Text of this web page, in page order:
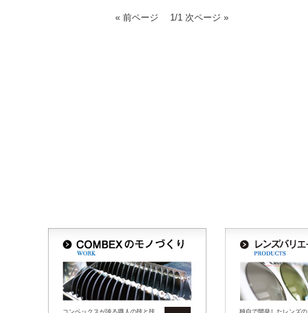
« 前ページ 1/1 次ページ »
コンベックスが誇る職人の技と技 独自で開発したレンズの